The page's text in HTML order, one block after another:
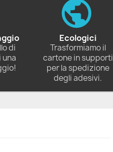
di
una
Ecologici
Trasformiamo il
cartone in supporti
per la spedizione
degli adesivi.